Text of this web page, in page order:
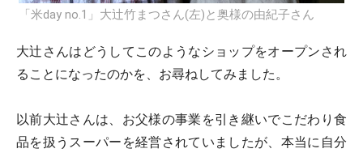
「米day no.1」大辻竹まつさん(左)と奥様の由紀子さん
大辻さんはどうしてこのようなショップをオープンされ
ることになったのかを、お尋ねしてみました。
以前大辻さんは、お父様の事業を引き継いでこだわり食
品を扱うスーパーを経営されていましたが、本当に自分